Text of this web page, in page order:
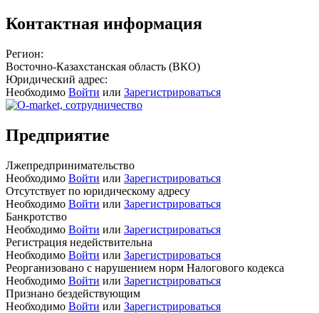
Контактная информация
Регион:
Восточно-Казахстанская область (ВКО)
Юридический адрес:
Необходимо Войти или Зарегистрироваться
Предприятие
Лжепредпринимательство
Необходимо Войти или Зарегистрироваться
Отсутствует по юридическому адресу
Необходимо Войти или Зарегистрироваться
Банкротство
Необходимо Войти или Зарегистрироваться
Регистрация недействительна
Необходимо Войти или Зарегистрироваться
Реорганизовано с нарушением норм Налогового кодекса
Необходимо Войти или Зарегистрироваться
Признано бездействующим
Необходимо Войти или Зарегистрироваться